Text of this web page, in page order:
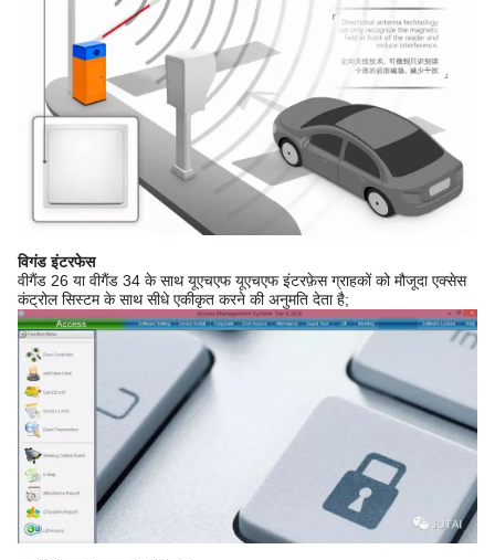
विगंड इंटरफेस
वीगैंड 26 या वीगैंड 34 के साथ यूएचएफ यूएचएफ इंटरफ़ेस ग्राहकों को मौजूदा एक्सेस
कंट्रोल सिस्टम के साथ सीधे एकीकृत करने की अनुमति देता है;